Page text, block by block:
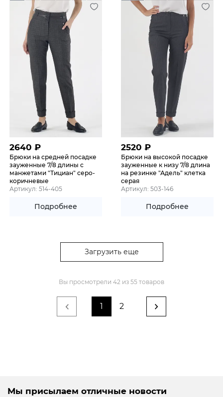
2640 ₽
Брюки на средней посадке
зауженные 7/8 длины с
манжетами "Тициан" серо-
коричневые
Артикул: 514-405
Подробнее
2520 ₽
Брюки на высокой посадке
зауженные к низу 7/8 длина
на резинке "Адель" клетка
серая
Артикул: 503-146
Подробнее
Загрузить еще
Вы просмотрели 42 из 55 товаров
1 2
Мы присылаем отличные новости